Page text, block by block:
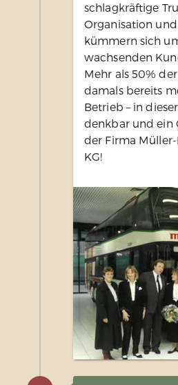
schlagkräftige
Organisation
kümmern sich
wachsenden
Mehr als 50%
damals bereits
Betrieb – in
denkbar und ein
der Firma Müller-
KG!